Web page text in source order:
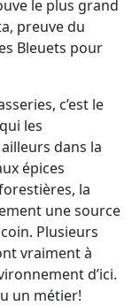
le plus grand
preuve du
Bleuets pour
c’est le
les
dans la
épices
la
une source
Plusieurs
vraiment à
d’ici.
un métier!